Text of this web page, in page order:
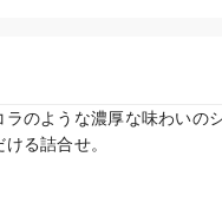
のような濃厚な味わいの
る詰合せ。